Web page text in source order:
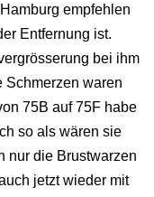
empfehlen
Entfernung ist.
bei ihm
Schmerzen waren
75B auf 75F habe
so als wären sie
nur die Brustwarzen
jetzt wieder mit